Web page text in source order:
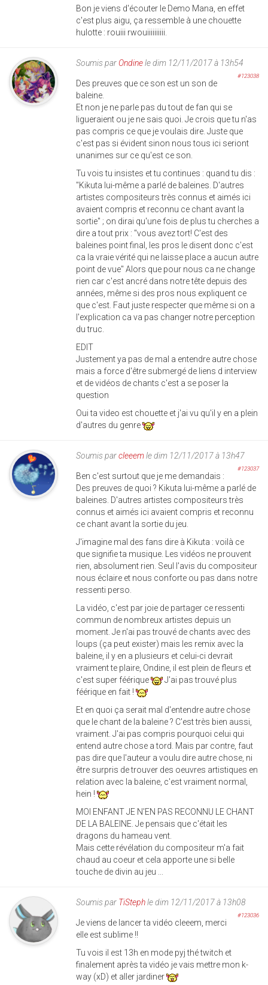
Bon je viens d'écouter le Demo Mana, en effet
c'est plus aigu, ça ressemble à une chouette
hulotte : rouiii rwouiiiiiiiiii.
Soumis parOndinele dim 12/11/2017 à 13h54
#123038
Des preuves que ce son est un son de
baleine.
Et non je ne parle pas du tout de fan qui se
ligueraient ou je ne sais quoi. Je crois que tu n'as
pas compris ce que je voulais dire. Juste que
c'est pas si évident sinon nous tous ici seriont
unanimes sur ce qu'est ce son.
Tu vois tu insistes et tu continues : quand tu dis :
"Kikuta lui-même a parlé de baleines. D'autres
artistes compositeurs très connus et aimés ici
avaient compris et reconnu ce chant avant la
sortie" ; on dirai qu'une fois de plus tu cherches a
dire a tout prix : "vous avez tort! C'est des
baleines point final, les pros le disent donc c'est
ca la vraie vérité qui ne laisse place a aucun autre
point de vue" Alors que pour nous ca ne change
rien car c'est ancré dans notre tête depuis des
années, même si des pros nous expliquent ce
que c'est. Faut juste respecter que même si on a
l'explication ca va pas changer notre perception
du truc.
EDIT
Justement ya pas de mal a entendre autre chose
mais a force d'être submergé de liens d interview
et de vidéos de chants c'est a se poser la
question
Oui ta video est chouette et j'ai vu qu'il y en a plein
d'autres du genre
Soumis parcleeemle dim 12/11/2017 à 13h47
#123037
Ben c'est surtout que je me demandais :
Des preuves de quoi ? Kikuta lui-même a parlé de
baleines. D'autres artistes compositeurs très
connus et aimés ici avaient compris et reconnu
ce chant avant la sortie du jeu.
J'imagine mal des fans dire à Kikuta : voilà ce
que signifie ta musique. Les vidéos ne prouvent
rien, absolument rien. Seul l'avis du compositeur
nous éclaire et nous conforte ou pas dans notre
ressenti perso.
La vidéo, c'est par joie de partager ce ressenti
commun de nombreux artistes depuis un
moment. Je n'ai pas trouvé de chants avec des
loups (ça peut exister) mais les remix avec la
baleine, il y en a plusieurs et celui-ci devrait
vraiment te plaire, Ondine, il est plein de fleurs et
c'est super féérique
J'ai pas trouvé plus
féérique en fait !
Et en quoi ça serait mal d'entendre autre chose
que le chant de la baleine ? C'est très bien aussi,
vraiment. J'ai pas compris pourquoi celui qui
entend autre chose a tord. Mais par contre, faut
pas dire que l'auteur a voulu dire autre chose, ni
être surpris de trouver des oeuvres artistiques en
relation avec la baleine, c'est vraiment normal,
hein !
MOI ENFANT JE N'EN PAS RECONNU LE CHANT
DE LA BALEINE. Je pensais que c'était les
dragons du hameau vent.
Mais cette révélation du compositeur m'a fait
chaud au coeur et cela apporte une si belle
touche de divin au jeu ...
Soumis par TiStephle dim 12/11/2017 à 13h08
#123036
Je viens de lancer ta vidéo cleeem, merci
elle est sublime !!
Tu vois il est 13h en mode pyj thé twitch et
finalement après ta vidéo je vais mettre mon k-
way (xD) et aller jardiner